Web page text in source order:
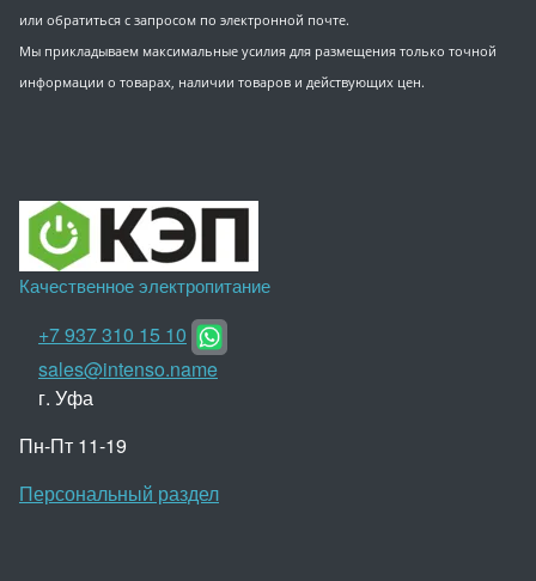
или обратиться с запросом по электронной почте.
Мы прикладываем максимальные усилия для размещения только точной
информации о товарах, наличии товаров и действующих цен.
Качественное электропитание
+7 937 310 15 10
sales@intenso.name
г. Уфа
Пн-Пт 11-19
Персональный раздел